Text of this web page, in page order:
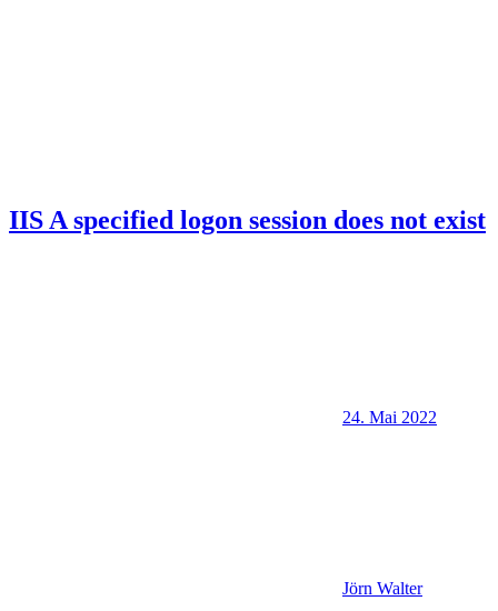
IIS A specified logon session does not exist
24. Mai 2022
Jörn Walter